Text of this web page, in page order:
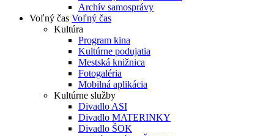
Archív samosprávy
Voľný čas Voľný čas
Kultúra
Program kina
Kultúrne podujatia
Mestská knižnica
Fotogaléria
Mobilná aplikácia
Kultúrne služby
Divadlo ASI
Divadlo MATERINKY
Divadlo ŠOK